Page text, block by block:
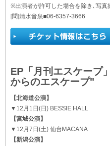
※出演者が許可した場合を除き､写真
[問]清水音泉■06-6357-3666
EP「月刊エスケープ
からのエスケープ"
【北海道公演】
▼12月1日(日) BESSIE HALL
【宮城公演】
▼12月7日(土) 仙台MACANA
【新潟公演】